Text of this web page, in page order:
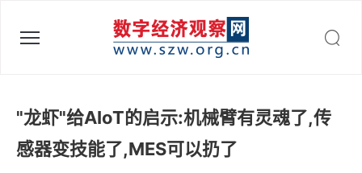
数字经济观察网 - 助力数字中国建设
"龙虾"给AIoT的启示:机械臂有灵魂了,传
感器变技能了,MES可以扔了